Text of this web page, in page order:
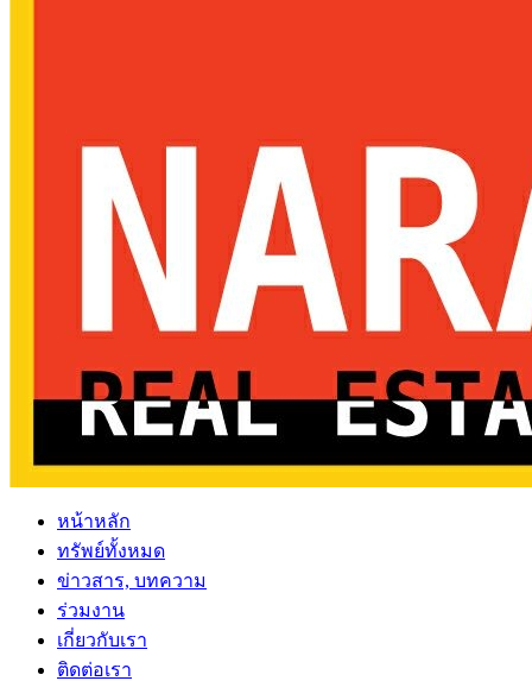
หน้าหลัก
ทรัพย์ทั้งหมด
ข่าวสาร, บทความ
ร่วมงาน
เกี่ยวกับเรา
ติดต่อเรา